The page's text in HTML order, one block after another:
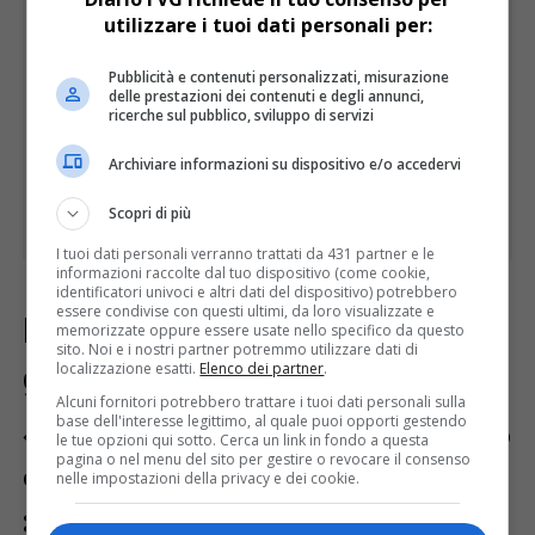
Il commento del direttore
generale
«Questo fa parte dello sport», ha dichiarato
con serena accettazione il direttore
generale dell’ASU,Nicola Di Benedetto.
utilizzare i tuoi dati personali per:
Pubblicità e contenuti personalizzati, misurazione
delle prestazioni dei contenuti e degli annunci,
ricerche sul pubblico, sviluppo di servizi
Archiviare informazioni su dispositivo e/o accedervi
Scopri di più
I tuoi dati personali verranno trattati da 431 partner e le
informazioni raccolte dal tuo dispositivo (come cookie,
identificatori univoci e altri dati del dispositivo) potrebbero
essere condivise con questi ultimi, da loro visualizzate e
memorizzate oppure essere usate nello specifico da questo
sito. Noi e i nostri partner potremmo utilizzare dati di
localizzazione esatti. Elenco dei partner.
Alcuni fornitori potrebbero trattare i tuoi dati personali sulla
base dell'interesse legittimo, al quale puoi opporti gestendo
le tue opzioni qui sotto. Cerca un link in fondo a questa
pagina o nel menu del sito per gestire o revocare il consenso
nelle impostazioni della privacy e dei cookie.